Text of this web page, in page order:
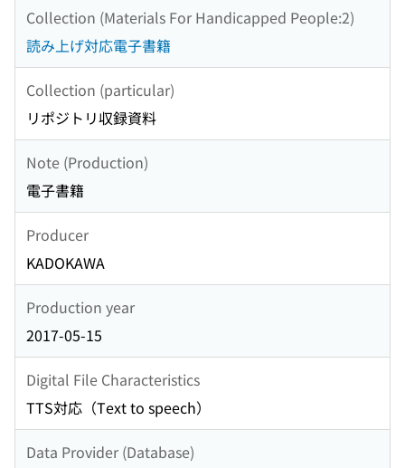
Collection (Materials For Handicapped People:2)
読み上げ対応電子書籍
Collection (particular)
リポジトリ収録資料
Note (Production)
電子書籍
Producer
KADOKAWA
Production year
2017-05-15
Digital File Characteristics
TTS対応（Text to speech）
Data Provider (Database)